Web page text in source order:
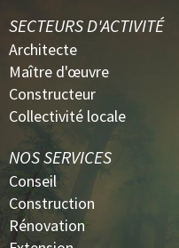
SECTEURS D'ACTIVITÉ
Architecte
Maître d'œuvre
Constructeur
Collectivité locale
NOS SERVICES
Conseil
Construction
Rénovation